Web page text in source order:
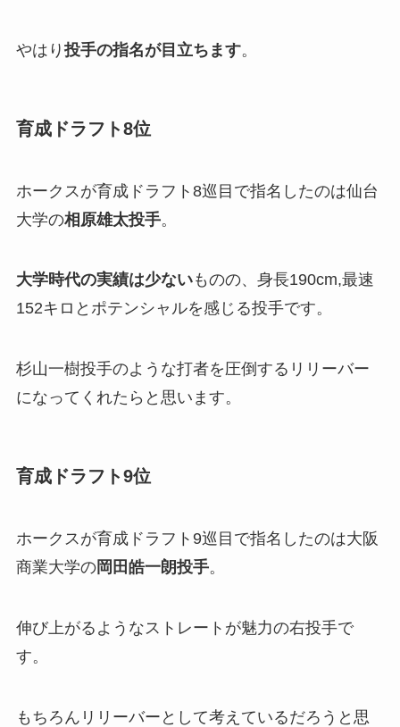
やはり 投手の指名が目立ちます。
育成ドラフト8位
ホークスが育成ドラフト8巡目で指名したのは仙台
大学の相原雄太投手。
大学時代の実績は少ないものの、身長190cm,最速
152キロとポテンシャルを感じる投手です。
杉山一樹投手のような打者を圧倒するリリーバー
になってくれたらと思います。
育成ドラフト9位
ホークスが育成ドラフト9巡目で指名したのは大阪
商業大学の岡田皓一朗投手。
伸び上がるようなストレートが魅力の右投手で
す。
もちろんリリーバーとして考えているだろうと思